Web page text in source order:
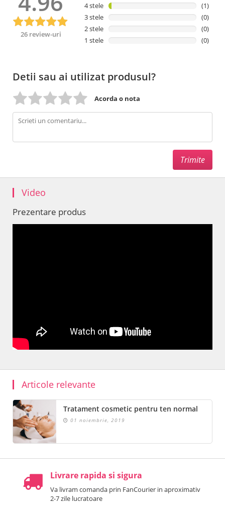
26 review-uri
4 stele
(1)
3 stele
(0)
2 stele
(0)
1 stele
(0)
Detii sau ai utilizat produsul?
Acorda o nota
Video
Prezentare produs
Articole relevante
Tratament cosmetic pentru ten normal
01 noiembrie, 2019
Livrare rapida si sigura
Va livram comanda prin FanCourier in aproximativ
2-7 zile lucratoare